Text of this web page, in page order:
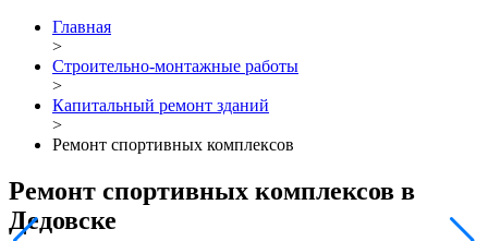
Главная
>
Строительно-монтажные работы
>
Капитальный ремонт зданий
>
Ремонт спортивных комплексов
Ремонт спортивных комплексов в
Дедовске